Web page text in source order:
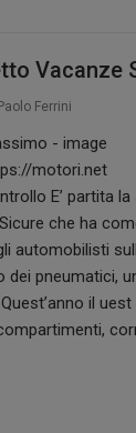
Vacanze
Ferrini
E’ partita
che ha
automobilisti
dei pneumatici,
il